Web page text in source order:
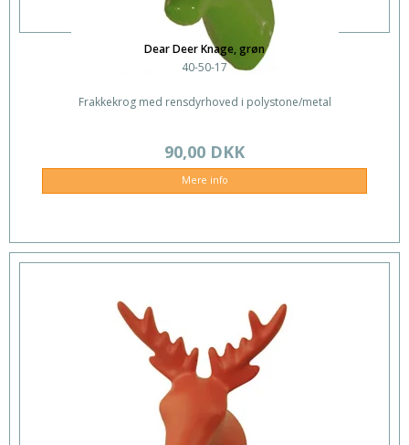
Dear Deer Knage, grøn
40-50-17
Frakkekrog med rensdyrhoved i polystone/metal
90,00 DKK
Mere info